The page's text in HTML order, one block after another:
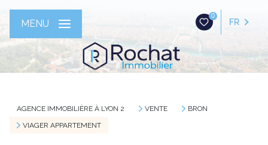
0
FR
MENU
AGENCE IMMOBILIÈRE À LYON 2 VENTE
BRON
VIAGER APPARTEMENT